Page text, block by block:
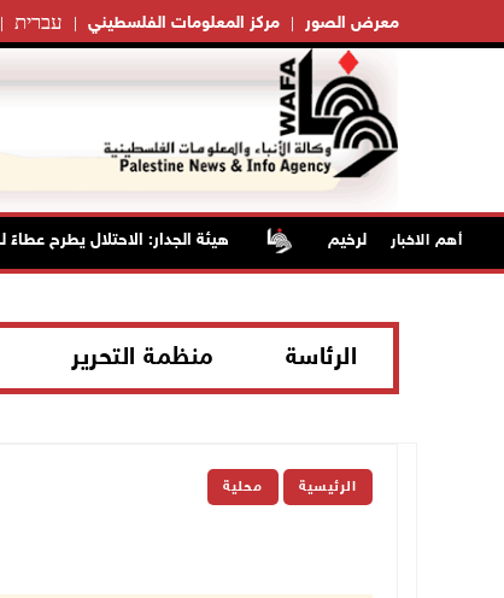
עברית مركز المعلومات الفلسطيني معرض الصور
أهم الاخبار هيئة الجدار: الاحتلال يطرح عطاءً لبناء 627 وحدة استعمارية جديدة على أراضي محافظة رام الله والبيرة
الرئاسة منظمة التحرير
الرئيسية محلية